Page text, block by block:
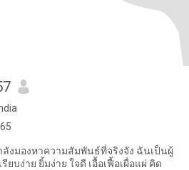
งมองหาความสัมพันธ์ที่จริงจัง ฉันเป็นผู้
เฟื้อเผื่อแผ่ คิด